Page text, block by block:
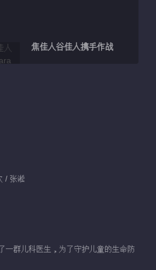
焦佳人谷佳人携手作战
/ 张淞
一群儿科医生，为了守护儿童的生命防